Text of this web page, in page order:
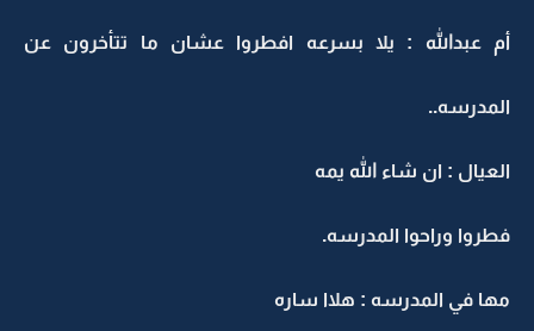
أم عبدالله : يلا بسرعه افطروا عشان ما تتأخرون عن
المدرسه..
العيال : ان شاء الله يمه
فطروا وراحوا المدرسه.
مها في المدرسه : هلاا ساره